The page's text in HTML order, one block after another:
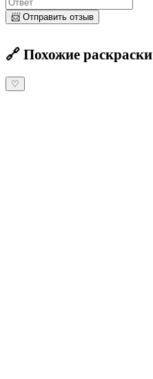
📨 Отправить отзыв
🔗 Похожие раскраски
♡